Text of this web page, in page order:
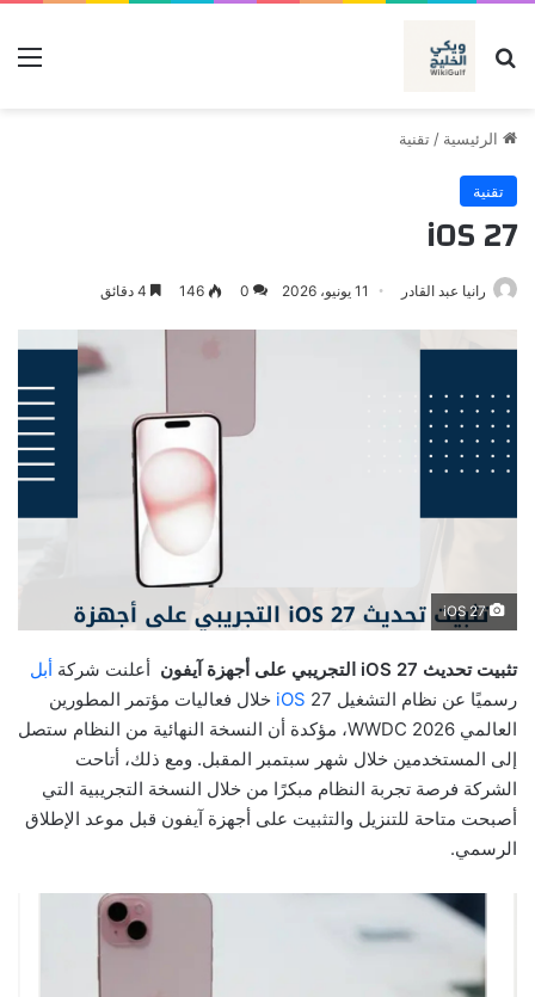
بحث عن
الرئيسية / تقنية
تقنية
iOS 27
رانيا عبد القادر 11 يونيو، 2026 0
146
iOS 27
تثبيت تحديث iOS 27 التجريبي على أجهزة آيفون أعلنت شركة أبل
رسميًا عن نظام التشغيل
iOS 27 خلال فعاليات مؤتمر المطورين
العالمي WWDC 2026، مؤكدة أن النسخة النهائية من النظام ستصل
إلى المستخدمين خلال شهر سبتمبر المقبل. ومع ذلك، أتاحت
الشركة فرصة تجربة النظام مبكرًا من خلال النسخة التجريبية التي
أصبحت متاحة للتنزيل والتثبيت على أجهزة آيفون قبل موعد الإطلاق
الرسمي.